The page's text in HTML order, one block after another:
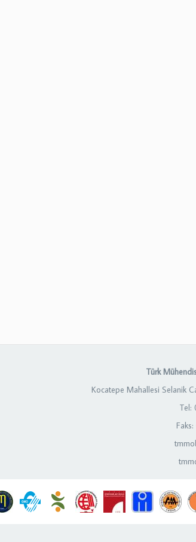
Türk
Kocatepe Mahallesi Selanik
Tel: